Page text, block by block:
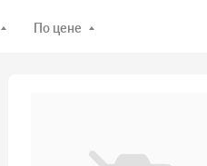
По цене